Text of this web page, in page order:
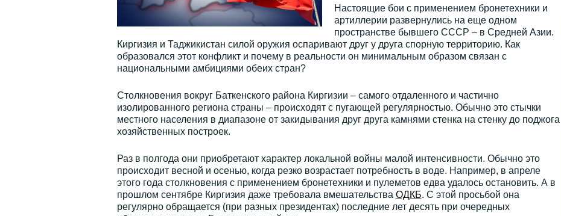
Настоящие бои с применением бронетехники и
артиллерии развернулись на еще одном
пространстве бывшего СССР – в Средней Азии.
Киргизия и Таджикистан силой оружия оспаривают друг у друга спорную территорию. Как
образовался этот конфликт и почему в реальности он минимальным образом связан с
национальными амбициями обеих стран?
Столкновения вокруг Баткенского района Киргизии – самого отдаленного и частично
изолированного региона страны – происходят с пугающей регулярностью. Обычно это стычки
местного населения в диапазоне от закидывания друг друга камнями стенка на стенку до поджога
хозяйственных построек.
Раз в полгода они приобретают характер локальной войны малой интенсивности. Обычно это
происходит весной и осенью, когда резко возрастает потребность в воде. Например, в апреле
этого года столкновения с применением бронетехники и пулеметов едва удалось остановить. А в
прошлом сентябре Киргизия даже требовала вмешательства ОДКБ. С этой просьбой она
регулярно обращается (при разных президентах) последние лет десять при очередных